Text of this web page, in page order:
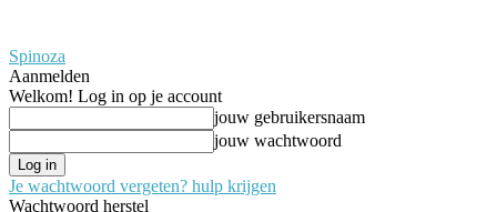
Spinoza
Aanmelden
Welkom! Log in op je account
jouw gebruikersnaam
jouw wachtwoord
Je wachtwoord vergeten? hulp krijgen
Wachtwoord herstel